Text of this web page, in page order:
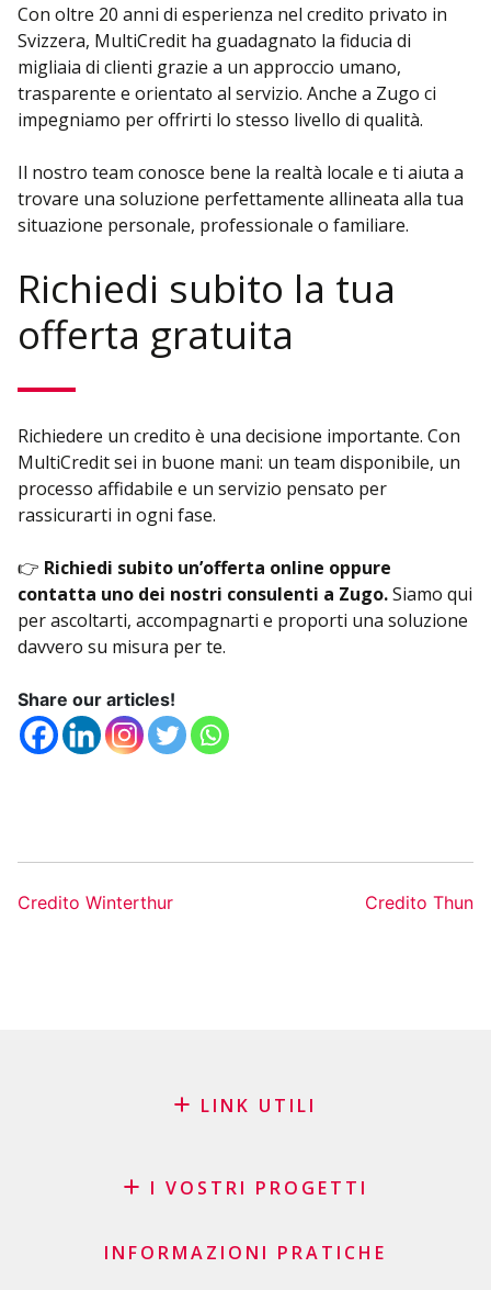
Con oltre 20 anni di esperienza nel credito privato in
Svizzera, MultiCredit ha guadagnato la fiducia di
migliaia di clienti grazie a un approccio umano,
trasparente e orientato al servizio. Anche a Zugo ci
impegniamo per offrirti lo stesso livello di qualità.
Il nostro team conosce bene la realtà locale e ti aiuta a
trovare una soluzione perfettamente allineata alla tua
situazione personale, professionale o familiare.
Richiedi subito la tua
offerta gratuita
Richiedere un credito è una decisione importante. Con
MultiCredit sei in buone mani: un team disponibile, un
processo affidabile e un servizio pensato per
rassicurarti in ogni fase.
👉 Richiedi subito un’offerta online oppure
contatta uno dei nostri consulenti a Zugo.Siamo qui
per ascoltarti, accompagnarti e proporti una soluzione
davvero su misura per te.
Share our articles!
Credito Winterthur Credito Thun
LINK UTILI
Richiesta di sponsorizzazione
Lista di controllo importante
I VOSTRI PROGETTI
INFORMAZIONI PRATICHE